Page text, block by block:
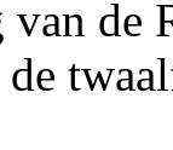
de